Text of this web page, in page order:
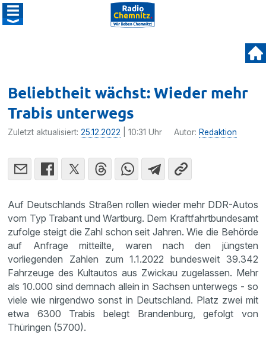
Beliebtheit wächst: Wieder mehr
Trabis unterwegs
Zuletzt aktualisiert:25.12.2022 | 10:31 Uhr Autor: Redaktion
Auf Deutschlands Straßen rollen wieder mehr DDR-Autos
vom Typ Trabant und Wartburg. Dem Kraftfahrtbundesamt
zufolge steigt die Zahl schon seit Jahren. Wie die Behörde
auf Anfrage mitteilte, waren nach den jüngsten
vorliegenden Zahlen zum 1.1.2022 bundesweit 39.342
Fahrzeuge des Kultautos aus Zwickau zugelassen. Mehr
als 10.000 sind demnach allein in Sachsen unterwegs - so
viele wie nirgendwo sonst in Deutschland. Platz zwei mit
etwa 6300 Trabis belegt Brandenburg, gefolgt von
Thüringen (5700).